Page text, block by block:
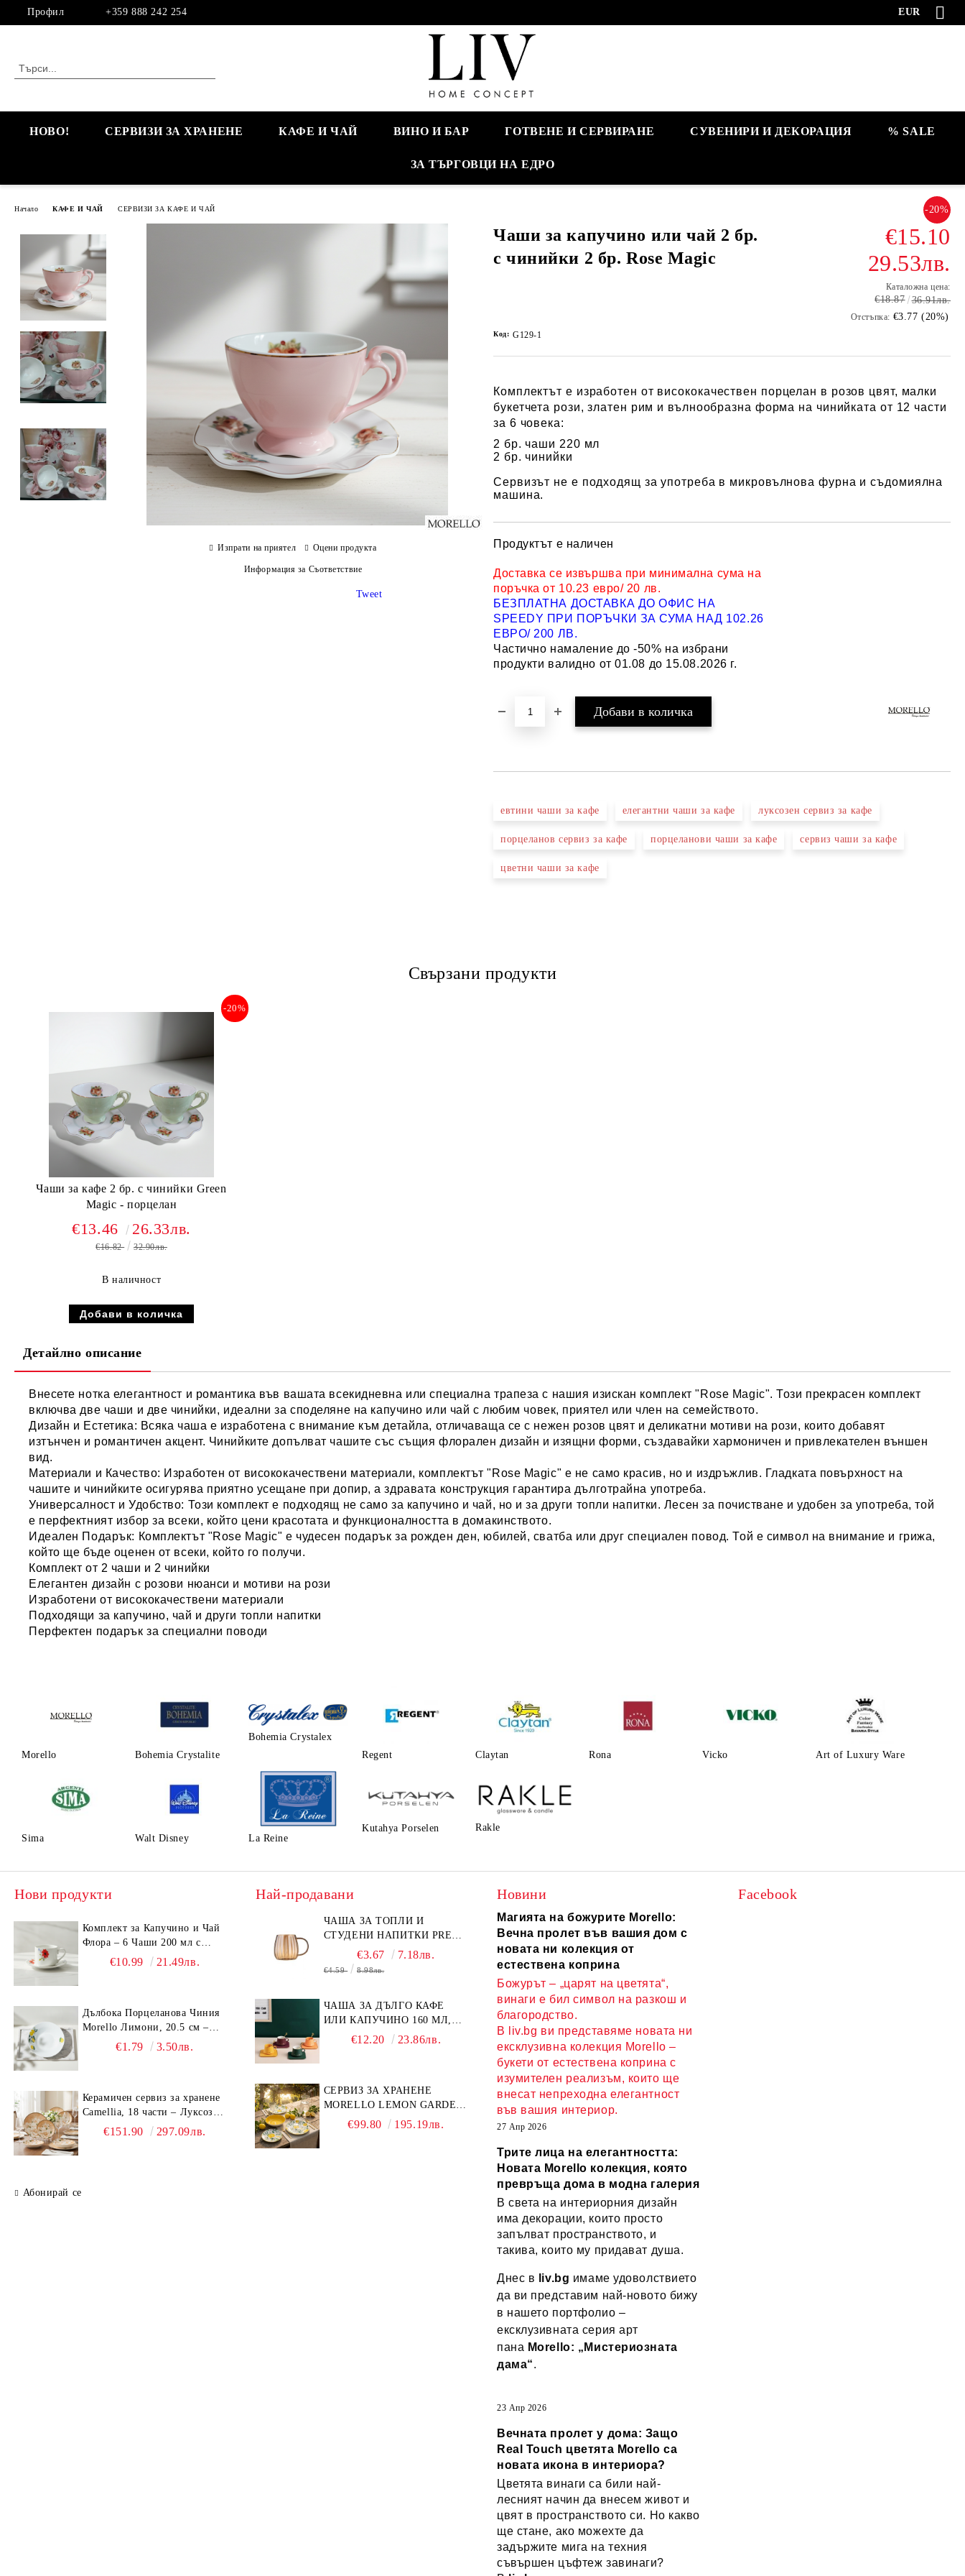
Профил +359 888 242 254 EUR
НОВО! СЕРВИЗИ ЗА ХРАНЕНЕ КАФЕ И ЧАЙ ВИНО И БАР ГОТВЕНЕ И СЕРВИРАНЕ СУВЕНИРИ И ДЕКОРАЦИЯ % SALE
ЗА ТЪРГОВЦИ НА ЕДРО
Начало КАФЕ И ЧАЙ СЕРВИЗИ ЗА КАФЕ И ЧАЙ
Чаши за капучино или чай 2 бр.
с чинийки 2 бр. Rose Magic
-20%
€15.10
29.53лв.
Каталожна цена:
€18.87 36.91лв.
Отстъпка: €3.77 (20%)
Код: G129-1
Комплектът е изработен от висококачествен порцелан в розов цвят, малки
букетчета рози, златен рим и вълнообразна форма на чинийката от 12 части
за 6 човека:
2 бр. чаши 220 мл
2 бр. чинийки
Сервизът не е подходящ за употреба в микровълнова фурна и съдомиялна
машина.
Продуктът е наличен
Доставка се извършва при минимална сума на
поръчка от 10.23 евро/ 20 лв.
БЕЗПЛАТНА ДОСТАВКА ДО ОФИС НА
SPEEDY ПРИ ПОРЪЧКИ ЗА СУМА НАД 102.26
ЕВРО/ 200 ЛВ.
Частично намаление до -50% на избрани
продукти валидно от 01.08 до 15.08.2026 г.
евтини чаши за кафе елегантни чаши за кафе луксозен сервиз за кафе
порцеланов сервиз за кафе порцеланови чаши за кафе сервиз чаши за кафе
цветни чаши за кафе
Изпрати на приятел Оцени продукта
Информация за Съответствие
Tweet
Свързани продукти
Чаши за кафе 2 бр. с чинийки Green
Magic - порцелан
-20%
€13.46 26.33лв.
€16.82 32.90лв.
В наличност
Детайлно описание
Внесете нотка елегантност и романтика във вашата всекидневна или специална трапеза с нашия изискан комплект"Rose Magic". Този прекрасен комплект
включва две чаши и две чинийки, идеални за споделяне на капучино или чай с любим човек, приятел или член на семейството.
Дизайн и Естетика: Всяка чаша е изработена с внимание към детайла, отличаваща се с нежен розов цвят и деликатни мотиви на рози, които добавят
изтънчен и романтичен акцент. Чинийките допълват чашите със същия флорален дизайн и изящни форми, създавайки хармоничен и привлекателен външен
вид.
Материали и Качество: Изработен от висококачествени материали, комплектът "Rose Magic" е не само красив, но и издръжлив. Гладката повърхност на
чашите и чинийките осигурява приятно усещане при допир, а здравата конструкция гарантира дълготрайна употреба.
Универсалност и Удобство: Този комплект е подходящ не само за капучино и чай, но и за други топли напитки. Лесен за почистване и удобен за употреба, той
е перфектният избор за всеки, който цени красотата и функционалността в домакинството.
Идеален Подарък: Комплектът "Rose Magic" е чудесен подарък за рожден ден, юбилей, сватба или друг специален повод. Той е символ на внимание и грижа,
който ще бъде оценен от всеки, който го получи.
Комплект от 2 чаши и 2 чинийки
Елегантен дизайн с розови нюанси и мотиви на рози
Изработени от висококачествени материали
Подходящи за капучино, чай и други топли напитки
Перфектен подарък за специални поводи
Morello Bohemia Crystalite
Bohemia Crystalex
Regent
Claytаn Rona Vicko Art of Luxury Ware
Sima Walt Disney La Reine
Kutahya Porselen Rakle
Нови продукти
Комплект за Капучино и Чай
Флора – 6 Чаши 200 мл с
Чинийки, Порцелан
€10.99 21.49лв.
Дълбока Порцеланова Чиния
Morello Лимони, 20.5 см –
Средиземноморски Стил
€1.79 3.50лв.
Керамичен сервиз за хранене
Camellia, 18 части – Луксозен
комплект чинии с флорален
€151.90 297.09лв.
Абонирай се
Най-продавани
ЧАША ЗА ТОПЛИ И
СТУДЕНИ НАПИТКИ PRESS
ART 400 МЛ,
БОРОСИЛИКАТНО СТЪКЛО
€3.67 7.18лв.
€4.59 8.98лв.
ЧАША ЗА ДЪЛГО КАФЕ
ИЛИ КАПУЧИНО 160 МЛ,
ЧИНИЙКА, ЛЪЖИЧКА
€12.20 23.86лв.
СЕРВИЗ ЗА ХРАНЕНЕ
MORELLO LEMON GARDEN
18 ЧАСТИ - ПОРЦЕЛАН
€99.80 195.19лв.
Новини
Магията на божурите Morello:
Вечна пролет във вашия дом с
новата ни колекция от
естествена коприна
Божурът – „царят на цветята“,
винаги е бил символ на разкош и
благородство.
В liv.bg ви представяме новата ни
ексклузивна колекция Morello –
букети от естествена коприна с
изумителен реализъм, които ще
внесат непреходна елегантност
във вашия интериор.
27 Апр 2026
Трите лица на елегантността:
Новата Morello колекция, която
превръща дома в модна галерия
В света на интериорния дизайн
има декорации, които просто
запълват пространството, и
такива, които му придават душа.
Днес в liv.bg имаме удоволствието
да ви представим най-новото бижу
в нашето портфолио –
ексклузивната серия арт
пана Morello: „Мистериозната
дама“.
23 Апр 2026
Вечната пролет у дома: Защо
Real Touch цветята Morello са
новата икона в интериора?
Цветята винаги са били най-
лесният начин да внесем живот и
цвят в пространството си. Но какво
ще стане, ако можехте да
задържите мига на техния
съвършен цъфтеж завинаги?
Facebook